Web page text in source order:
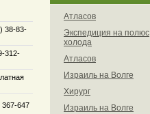
38-83-
312-
367-647
Атласов
Экспедиция на полюс
холода
Атласов
Израиль на Волге
Хирург
Израиль на Волге